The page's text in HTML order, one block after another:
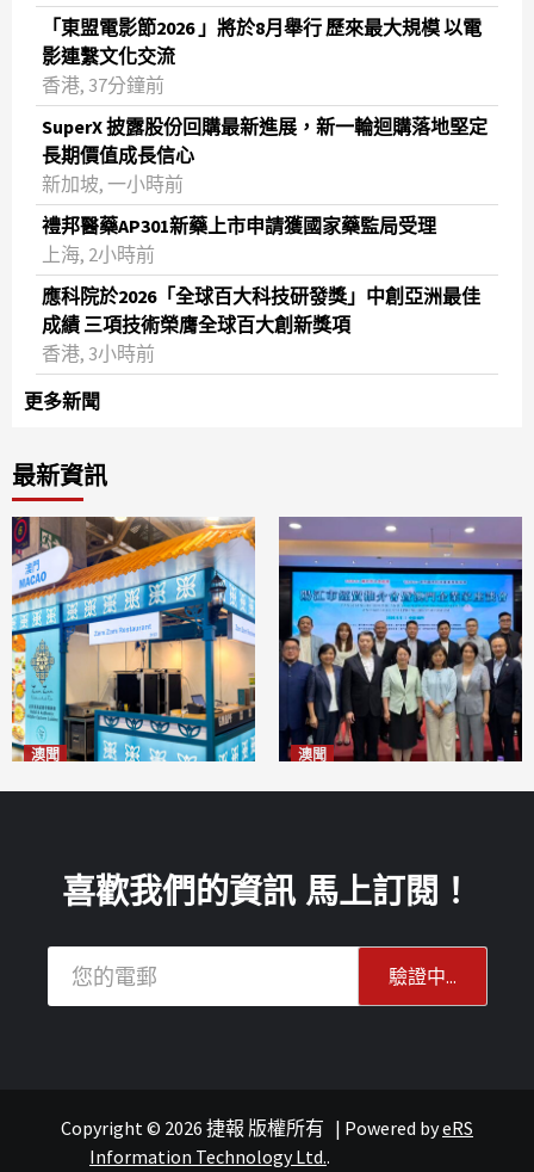
「東盟電影節2026 」將於8月舉行 歷來最大規模 以電
影連繫文化交流
香港, 37分鐘前
SuperX 披露股份回購最新進展，新一輪迴購落地堅定
長期價值成長信心
新加坡, 一小時前
禮邦醫藥AP301新藥上市申請獲國家藥監局受理
上海, 2小時前
應科院於2026「全球百大科技研發獎」中創亞洲最佳
成績 三項技術榮膺全球百大創新獎項
香港, 3小時前
更多新聞
最新資訊
澳聞 澳聞
葡語國家經貿
喜歡我們的資訊 馬上訂閱！
Copyright © 2026 捷報 版權所有 | Powered byeRS
Information Technology Ltd..